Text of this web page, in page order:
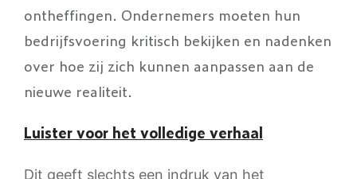
ontheffingen. Ondernemers moeten hun
bedrijfsvoering kritisch bekijken en nadenken
over hoe zij zich kunnen aanpassen aan de
nieuwe realiteit.
Luister voor het volledige verhaal
Dit geeft slechts een indruk van het